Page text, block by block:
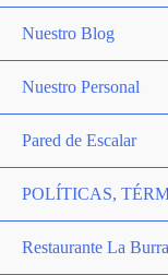
Nuestro Blog
Nuestro Personal
Pared de Escalar
POLÍTICAS,
Restaurante La Burra